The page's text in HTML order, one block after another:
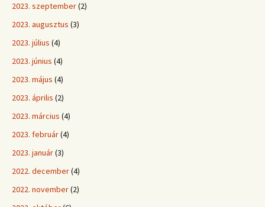
2023. szeptember(2)
2023. augusztus (3)
2023. július (4)
2023. június (4)
2023. május (4)
2023. április (2)
2023. március (4)
2023. február(4)
2023. január(3)
2022. december(4)
2022. november(2)